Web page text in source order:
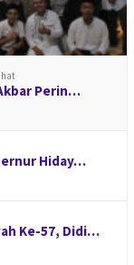
Perin…
Hiday…
Ke-57, Didi…